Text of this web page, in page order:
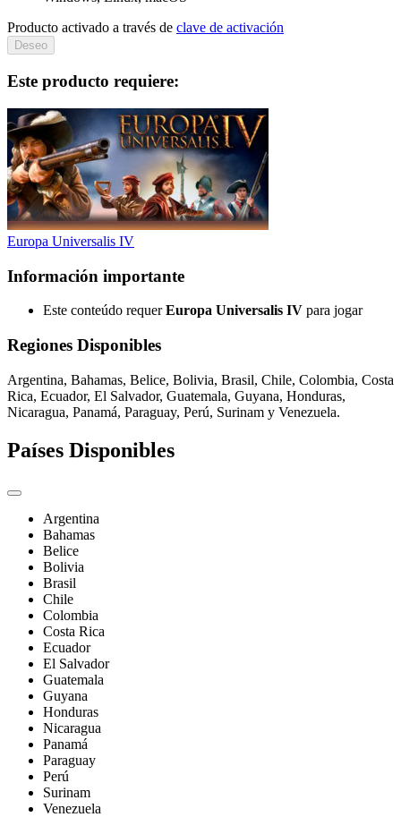
Producto activado a través de clave de activación
Deseo
Este producto requiere:
Europa Universalis IV
Información importante
Este conteúdo requerEuropa Universalis IV para jogar
Regiones Disponibles
Argentina, Bahamas, Belice, Bolivia, Brasil, Chile, Colombia, Costa
Rica, Ecuador, El Salvador, Guatemala, Guyana, Honduras,
Nicaragua, Panamá, Paraguay, Perú, Surinam y Venezuela.
Países Disponibles
Argentina
Bahamas
Belice
Bolivia
Brasil
Chile
Colombia
Costa Rica
Ecuador
El Salvador
Guatemala
Guyana
Honduras
Nicaragua
Panamá
Paraguay
Perú
Surinam
Venezuela